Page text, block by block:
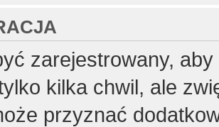
zarejestrowany,
kilka chwil, ale
przyznać